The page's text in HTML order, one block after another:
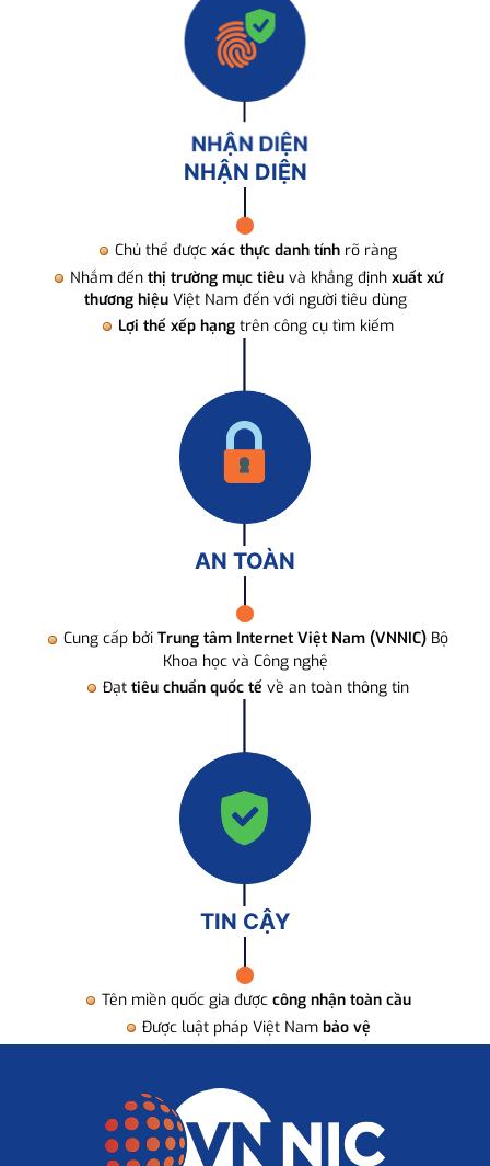
NHẬN DIỆN
Chủ thể được xác thực danh tính rõ ràng
Nhắm đến thị trường mục tiêuvà khẳng định xuất xứ
thương hiệuViệt Nam đến với người tiêu dùng
Lợi thế xếp hạng trên công cụ tìm kiếm
AN TOÀN
Cung cấp bởi Trung tâm Internet Việt Nam (VNNIC) Bộ
Khoa học và Công nghệ
Đạt tiêu chuẩn quốc tế về an toàn thông tin
TIN CẬY
Tên miền quốc gia được công nhận toàn cầu
Được luật pháp Việt Nam bảo vệ